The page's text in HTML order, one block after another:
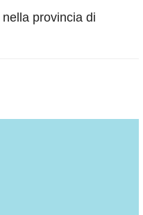
provincia di